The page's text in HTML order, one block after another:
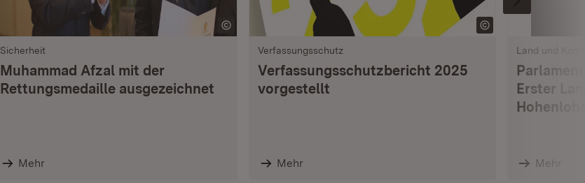
Sicherheit
Muhammad Afzal mit der
Rettungsmedaille ausgezeichnet
Mehr
Verfassungsschutz
Verfassungsschutzbericht 2025
vorgestellt
Mehr
Land und
Erster
Mehr